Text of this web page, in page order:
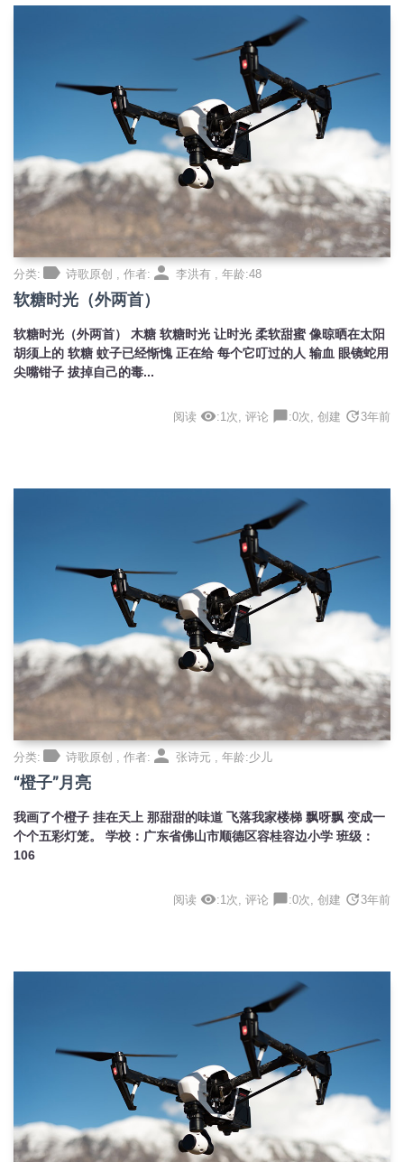
分类: label 诗歌原创 , 作者: person 李洪有 , 年龄:48
软糖时光（外两首）
软糖时光（外两首） 木糖 软糖时光 让时光 柔软甜蜜 像晾晒在太阳
胡须上的 软糖 蚊子已经惭愧 正在给 每个它叮过的人 输血 眼镜蛇用
尖嘴钳子 拔掉自己的毒...
阅读 visibility:1次, 评论 :0次, 创建 update 3年前
分类: label 诗歌原创 , 作者: person 张诗元 , 年龄:少儿
“橙子”月亮
我画了个橙子 挂在天上 那甜甜的味道 飞落我家楼梯 飘呀飘 变成一
个个五彩灯笼。 学校：广东省佛山市顺德区容桂容边小学 班级：
106
阅读 visibility:1次, 评论 :0次, 创建 update 3年前